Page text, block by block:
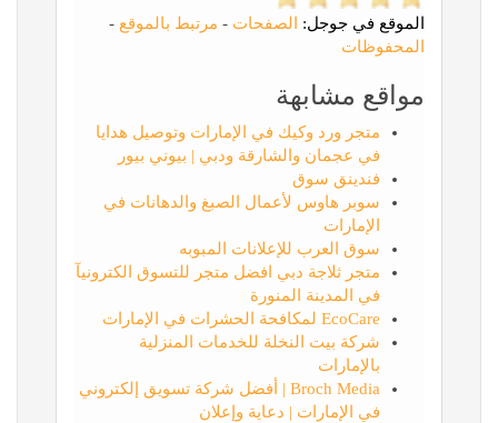
الموقع في جوجل: الصفحات - مرتبط بالموقع -
المحفوظات
مواقع مشابهة
متجر ورد وكيك في الإمارات وتوصيل هدايا
في عجمان والشارقة ودبي | بيوني بيور
فندينق سوق
سوبر هاوس لأعمال الصبغ والدهانات في
الإمارات
سوق العرب للإعلانات المبوبه
متجر ثلاجة دبي افضل متجر للتسوق الكترونيآ
في المدينة المنورة
EcoCare لمكافحة الحشرات في الإمارات
شركة بيت النخلة للخدمات المنزلية
بالإمارات
Broch Media | أفضل شركة تسويق إلكتروني
في الإمارات | دعاية وإعلان